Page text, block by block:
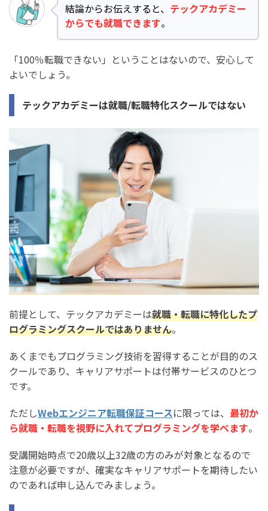
結論からお伝えすると、 テックアカデミー
からでも就職できます。
「100％転職できない」ということはないので、安心して
よいでしょう。
テックアカデミーは就職/転職特化スクールではない
前提として、テックアカデミーは就職・転職に特化したプ
ログラミングスクールではありません。
あくまでもプログラミング技術を習得することが目的のス
クールであり、キャリアサポートは付帯サービスのひとつ
です。
ただしWebエンジニア転職保証コースに限っては、 最初か
ら就職・転職を視野に入れてプログラミングを学べます。
受講開始時点で20歳以上32歳の方のみが対象となるので
注意が必要ですが、確実なキャリアサポートを期待したい
のであれば申し込んでみましょう。